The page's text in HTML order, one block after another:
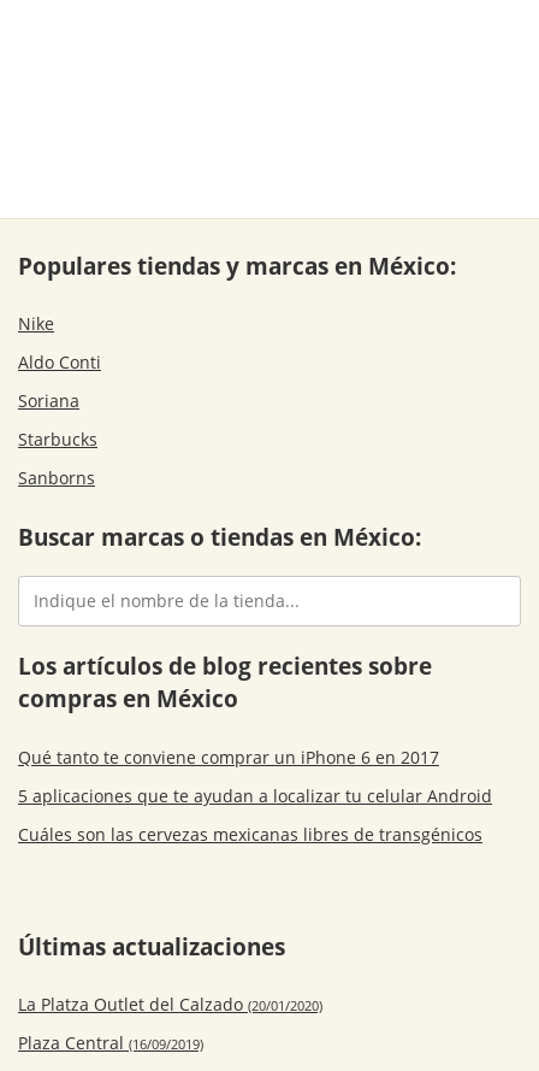
Populares tiendas y marcas en México:
Nike
Aldo Conti
Soriana
Starbucks
Sanborns
Buscar marcas o tiendas en México:
Los artículos de blog recientes sobre
compras en México
Qué tanto te conviene comprar un iPhone 6 en 2017
5 aplicaciones que te ayudan a localizar tu celular Android
Cuáles son las cervezas mexicanas libres de transgénicos
Últimas actualizaciones
La Platza Outlet del Calzado (20/01/2020)
Plaza Central (16/09/2019)